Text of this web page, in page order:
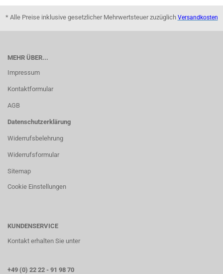
* Alle Preise inklusive gesetzlicher Mehrwertsteuer zuzüglich Versandkosten
MEHR ÜBER...
Impressum
Kontaktformular
AGB
Datenschutzerklärung
Widerrufsbelehrung
Widerrufsformular
Sitemap
Cookie Einstellungen
KUNDENSERVICE
Kontakt erhalten Sie unter
+49 (0) 22 22 - 91 98 70